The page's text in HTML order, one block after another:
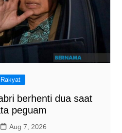
Rakyat
berhenti dua saat
peguam
Aug 7, 2026